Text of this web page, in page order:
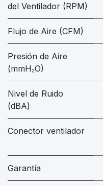
del Ventilador (RPM)
Flujo de Aire (CFM)
Presión de Aire
(mmH₂O)
Nivel de Ruido
(dBA)
Conector ventilador
Garantía